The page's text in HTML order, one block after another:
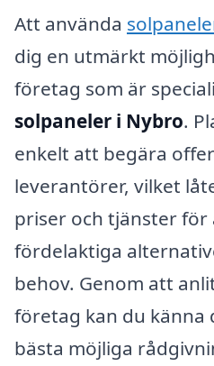
Att använda
dig en utmärkt
företag som är
solpaneler i Nybro.
enkelt att begära
leverantörer, vilket
priser och tjänster
fördelaktiga
behov. Genom att
företag kan du
bästa möjliga